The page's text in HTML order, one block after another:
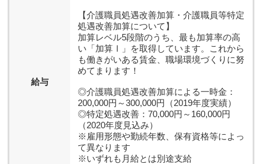
給与
【介護職員処遇改善加算・介護職員等特定
処遇改善加算について】
加算レベル5段階のうち、最も加算率の高
い「加算Ⅰ」を取得しています。これから
も働きがいある賃金、職場環境づくりに努
めてまります！
◎介護職員処遇改善加算による一時金：
200,000円～300,000円（2019年度実績）
◎特定処遇改善：70,000円～160,000円
（2020年度見込み）
※雇用形態や勤続年数、保有資格等によっ
て異なります
※いずれも月給とは別途支給